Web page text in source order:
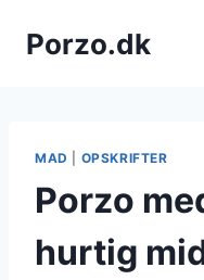
Porzo.dk
MAD OPSKRIFTER
Porzo
hurtig